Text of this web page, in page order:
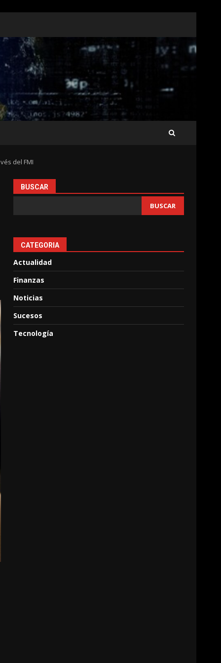
del FMI
BUSCAR
BUSCAR
CATEGORIA
Actualidad
Finanzas
Noticias
Sucesos
Tecnología